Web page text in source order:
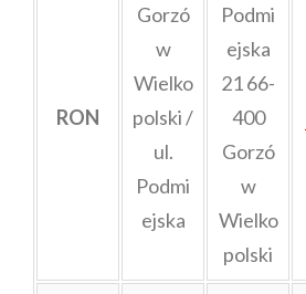
RON
Gorzó
w
Wielko
polski /
ul.
Podmi
ejska
Podmi
ejska
21 66-
400
Gorzó
w
Wielko
polski